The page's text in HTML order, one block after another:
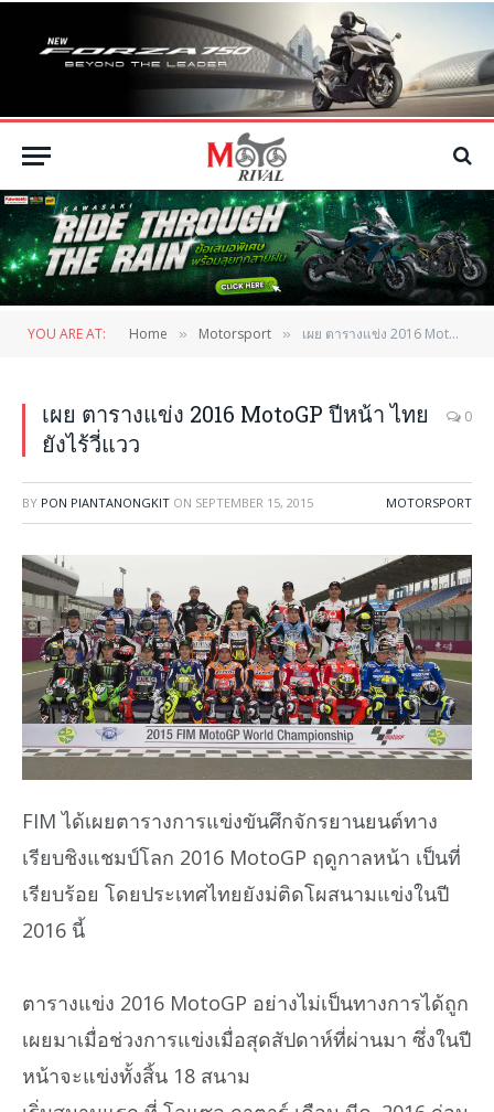
YOU ARE AT: Home » Motorsport » เผย ตารางแข่ง 2016 MotoGP ปีหน้า ไทยยังไร้วี่แวว
เผย ตารางแข่ง 2016 MotoGP ปีหน้า ไทย
ยังไร้วี่แวว
0
BY PON PIANTANONGKIT ON SEPTEMBER 15, 2015 MOTORSPORT
FIM ได้เผยตารางการแข่งขันศึกจักรยานยนต์ทาง
เรียบชิงแชมป์โลก 2016 MotoGP ฤดูกาลหน้า เป็นที่
เรียบร้อย โดยประเทศไทยยังม่ติดโผสนามแข่งในปี
2016 นี้
ตารางแข่ง 2016 MotoGP อย่างไม่เป็นทางการได้ถูก
เผยมาเมื่อช่วงการแข่งเมื่อสุดสัปดาห์ที่ผ่านมา ซึ่งในปี
หน้าจะแข่งทั้งสิ้น 18 สนาม